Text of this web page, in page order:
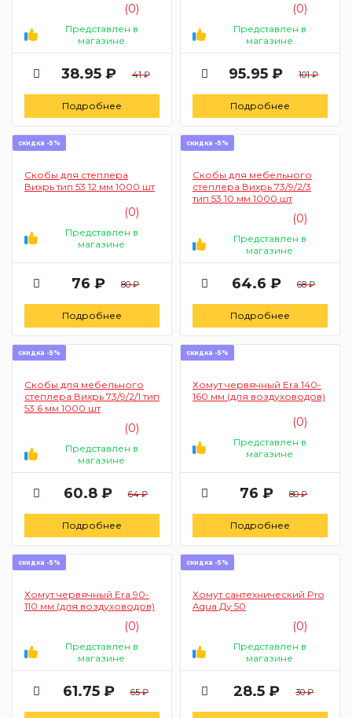
(0)
Представлен в
магазине
38.95 ₽ 41 ₽
Подробнее
(0)
Представлен в
магазине
95.95 ₽ 101 ₽
Подробнее
скидка -5%
Скобы для степлера
Вихрь тип 53 12 мм 1000 шт
(0)
Представлен в
магазине
76 ₽ 80 ₽
Подробнее
скидка -5%
Скобы для мебельного
степлера Вихрь 73/9/2/3
тип 53 10 мм 1000 шт
(0)
Представлен в
магазине
64.6 ₽ 68 ₽
Подробнее
скидка -5%
Скобы для мебельного
степлера Вихрь 73/9/2/1 тип
53 6 мм 1000 шт
(0)
Представлен в
магазине
60.8 ₽ 64 ₽
Подробнее
скидка -5%
Хомут червячный Era 140-
160 мм (для воздуховодов)
(0)
Представлен в
магазине
76 ₽ 80 ₽
Подробнее
скидка -5%
Хомут червячный Era 90-
110 мм (для воздуховодов)
(0)
Представлен в
магазине
61.75 ₽ 65 ₽
скидка -5%
Хомут сантехнический Pro
Aqua Ду 50
(0)
Представлен в
магазине
28.5 ₽ 30 ₽